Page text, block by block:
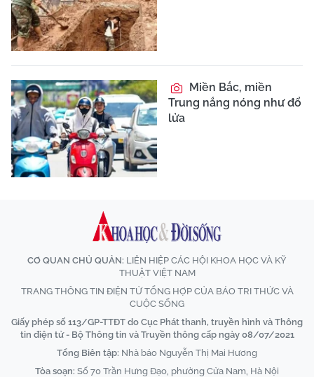
Miền Bắc, miền
Trung nắng nóng như đổ
lửa
CƠ QUAN CHỦ QUẢN: LIÊN HIỆP CÁC HỘI KHOA HỌC VÀ KỸ
THUẬT VIỆT NAM
TRANG THÔNG TIN ĐIỆN TỬ TỔNG HỢP CỦA BÁO TRI THỨC VÀ
CUỘC SỐNG
Giấy phép số 113/GP-TTĐT do Cục Phát thanh, truyền hình và Thông
tin điện tử - Bộ Thông tin và Truyền thông cấp ngày 08/07/2021
Tổng Biên tập: Nhà báo Nguyễn Thị Mai Hương
Tòa soạn: Số 70 Trần Hưng Đạo, phường Cửa Nam, Hà Nội